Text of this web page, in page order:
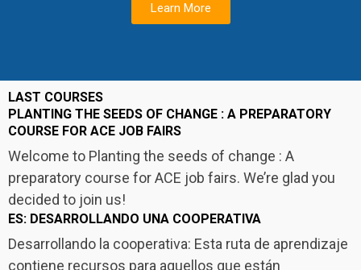
Learn More
LAST COURSES
PLANTING THE SEEDS OF CHANGE : A PREPARATORY
COURSE FOR ACE JOB FAIRS
Welcome to Planting the seeds of change : A
preparatory course for ACE job fairs. We’re glad you
decided to join us!
ES: DESARROLLANDO UNA COOPERATIVA
Desarrollando la cooperativa: Esta ruta de aprendizaje
contiene recursos para aquellos que están